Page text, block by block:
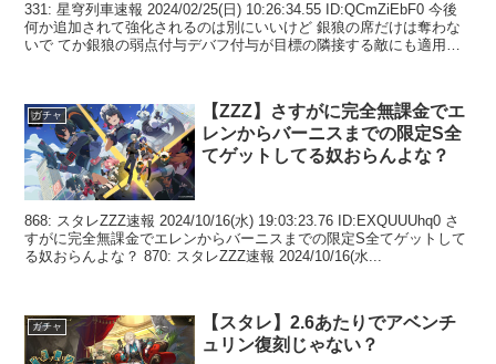
331: 星穹列車速報 2024/02/25(日) 10:26:34.55 ID:QCmZiEbF0 今後
何か追加されて強化されるのは別にいいけど 銀狼の席だけは奪わな
いで てか銀狼の弱点付与デバフ付与が目標の隣接する敵にも適用さ
ガチャ
【ZZZ】さすがに完全無課金でエ
レンからバーニスまでの限定S全
てゲットしてる奴おらんよな？
868: スタレZZZ速報 2024/10/16(水) 19:03:23.76 ID:EXQUUUhq0 さ
すがに完全無課金でエレンからバーニスまでの限定S全てゲットして
る奴おらんよな？ 870: スタレZZZ速報 2024/10/16(水...
ガチャ
【スタレ】2.6あたりでアベンチ
ュリン復刻じゃない？